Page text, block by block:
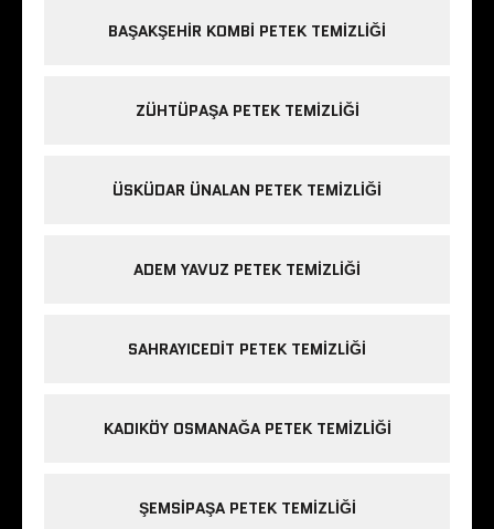
BAŞAKŞEHIR KOMBI PETEK TEMIZLIĞI
ZÜHTÜPAŞA PETEK TEMIZLIĞI
ÜSKÜDAR ÜNALAN PETEK TEMIZLIĞI
ADEM YAVUZ PETEK TEMIZLIĞI
SAHRAYICEDIT PETEK TEMIZLIĞI
KADIKÖY OSMANAĞA PETEK TEMIZLIĞI
ŞEMSIPAŞA PETEK TEMIZLIĞI